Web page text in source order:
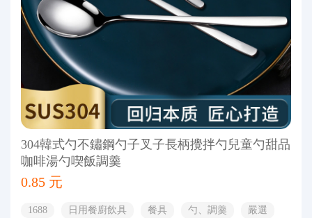
304韓式勺不鏽鋼勺子叉子長柄攪拌勺兒童勺甜品
咖啡湯勺喫飯調羹
0.85 元
1688 日用餐廚飲具 餐具 勺、調羹
嚴選